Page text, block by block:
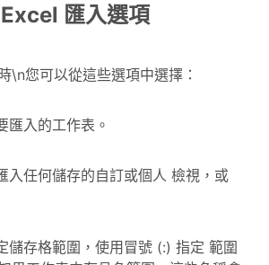
匯入選項
\n您可以從這些選項中選擇：
匯入的工作表。
入任何儲存的自訂或個人 檢視，或
儲存格範圍，使用冒號 (:) 指定 範圍